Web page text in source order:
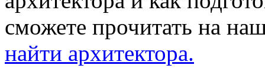
сможете прочитать на
найти архитектора.